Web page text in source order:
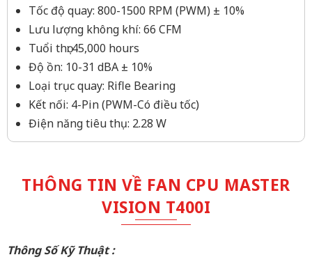
Tốc độ quay: 800-1500 RPM (PWM) ± 10%
Lưu lượng không khí: 66 CFM
Tuổi thọ: 45,000 hours
Độ ồn: 10-31 dBA ± 10%
Loại trục quay: Rifle Bearing
Kết nối: 4-Pin (PWM-Có điều tốc)
Điện năng tiêu thụ: 2.28 W
THÔNG TIN VỀ FAN CPU MASTER
VISION T400I
Thông Số Kỹ Thuật :